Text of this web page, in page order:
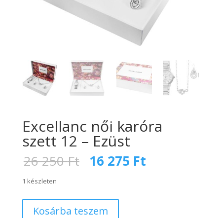
Excellanc női karóra
szett 12 – Ezüst
26 250Ft Original
price
26
250 Ft.
16 275 Ft
1 készleten
Kosárba teszem